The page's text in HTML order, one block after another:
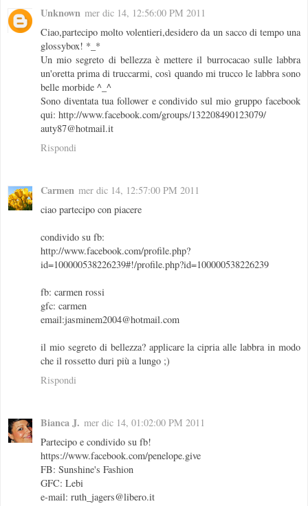
Unknown mer dic 14, 12:56:00 PM 2011
Ciao,partecipo molto volentieri,desidero da un sacco di tempo una
glossybox! *_*
Un mio segreto di bellezza è mettere il burrocacao sulle labbra
un'oretta prima di truccarmi, così quando mi trucco le labbra sono
belle morbide ^_^
Sono diventata tua follower e condivido sul mio gruppo facebook
qui: http://www.facebook.com/groups/132208490123079/
auty87@hotmail.it
Rispondi
Carmen mer dic 14, 12:57:00 PM 2011
ciao partecipo con piacere
condivido su fb:
http://www.facebook.com/profile.php?
id=100000538226239#!/profile.php?id=100000538226239
fb: carmen rossi
gfc: carmen
email:jasminem2004@hotmail.com
il mio segreto di bellezza? applicare la cipria alle labbra in modo
che il rossetto duri più a lungo ;)
Rispondi
Bianca J. mer dic 14, 01:02:00 PM 2011
Partecipo e condivido su fb!
https://www.facebook.com/penelope.give
FB: Sunshine's Fashion
GFC: Lebi
e-mail: ruth_jagers@libero.it